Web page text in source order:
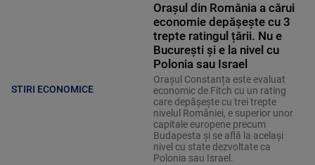
STIRI ECONOMICE
Orașul din România a cărui
economie depășește cu 3
trepte ratingul țării. Nu e
București și e la nivel cu
Polonia sau Israel
Orașul Constanța este evaluat
economic de Fitch cu un rating
care depășește cu trei trepte
nivelul României, e superior unor
capitale europene precum
Budapesta și se află la același
nivel cu state dezvoltate ca
Polonia sau Israel.